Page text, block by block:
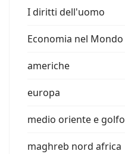
I diritti dell'uomo
Economia nel Mondo
americhe
europa
medio oriente e golfo
maghreb nord africa